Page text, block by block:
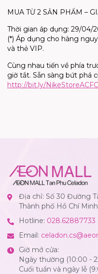
MUA TỪ 2 SẢN PHẨM –
Thời gian áp dụng: 29/04/
(*) Áp dụng cho hàng
và thẻ VIP.
Cùng nhau tiến về phía
giờ tắt. Sẵn sàng bứt phá
http://bit.ly/NikeStoreACFC
Địa chỉ: Số 30 Đường
Thành phố Hồ Chí Minh
Hotline: 028.62887733
Email:
Giờ mở cửa:
Ngày thường (10:00 -
Cuối tuần và ngày lễ